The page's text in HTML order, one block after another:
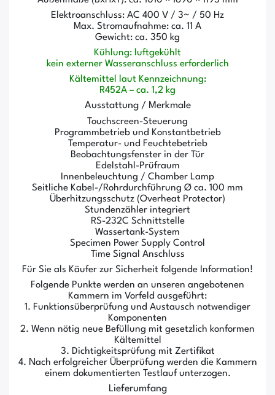
Elektroanschluss: AC 400 V / 3~ / 50 Hz
Max. Stromaufnahme: ca. 11 A
Gewicht: ca. 350 kg
Kühlung: luftgekühlt
kein externer Wasseranschluss erforderlich
Kältemittel laut Kennzeichnung:
R452A – ca. 1,2 kg
Ausstattung / Merkmale
Touchscreen-Steuerung
Programmbetrieb und Konstantbetrieb
Temperatur- und Feuchtebetrieb
Beobachtungsfenster in der Tür
Edelstahl-Prüfraum
Innenbeleuchtung / Chamber Lamp
Seitliche Kabel-/Rohrdurchführung Ø ca. 100 mm
Überhitzungsschutz (Overheat Protector)
Stundenzähler integriert
RS-232C Schnittstelle
Wassertank-System
Specimen Power Supply Control
Time Signal Anschluss
Für Sie als Käufer zur Sicherheit folgende Information!
Folgende Punkte werden an unseren angebotenen
Kammern im Vorfeld ausgeführt:
1. Funktionsüberprüfung und Austausch notwendiger
Komponenten
2. Wenn nötig neue Befüllung mit gesetzlich konformen
Kältemittel
3. Dichtigkeitsprüfung mit Zertifikat
4. Nach erfolgreicher Überprüfung werden die Kammern
einem dokumentierten Testlauf unterzogen.
Lieferumfang